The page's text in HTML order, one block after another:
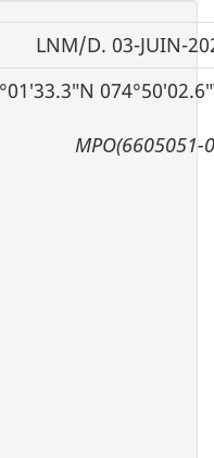
LNM/D. 03-JUIN-
MPO(6605051-